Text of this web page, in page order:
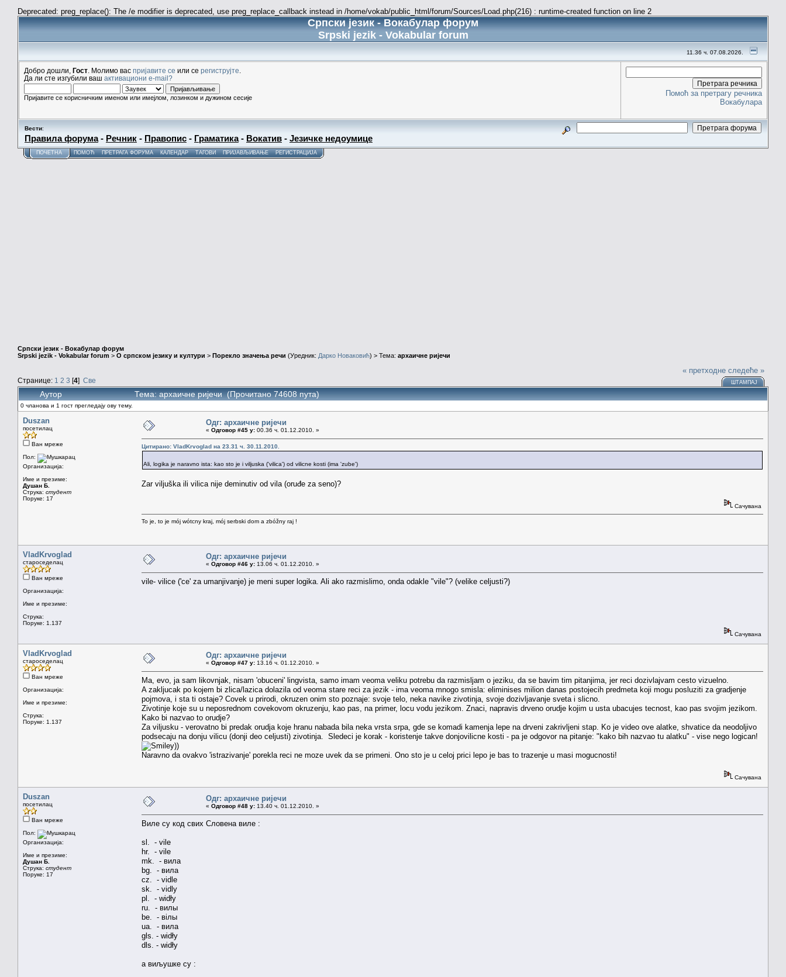
Deprecated: preg_replace(): The /e modifier is deprecated, use preg_replace_callback instead in /home/vokab/public_html/forum/Sources/Load.php(216) : runtime-created function on line 2
Српски језик - Вокабулар форум
Srpski jezik - Vokabular forum
11.36 ч. 07.08.2026.
Добро дошли, Гост . Молимо вас пријавите се или се региструјте
Да ли сте изгубили ваш активациони e-mail?
Пријавите се корисничким именом или имејлом, лозинком и дужином сесије
Помоћ за претрагу речника
Вокабулара
Вести:
Правила форума- Речник - Правопис - Граматика- Вокатив - Језичке недоумице
ПОЧЕТНА ПОМОЋ ПРЕТРАГА ФОРУМА КАЛЕНДАР ТАГОВИ ПРИЈАВЉИВАЊЕ РЕГИСТРАЦИЈА
Српски језик - Вокабулар форум
Srpski jezik - Vokabular forum > О српском језику и култури > Порекло значења речи (Уредник: Дарко Новаковић) > Тема: архаичне ријечи
Странице: 1 2 3 [4] Све
« претходне следеће »
ШТАМПАЈ
Аутор Тема: архаичне ријечи (Прочитано 74608 пута)
0 чланова и 1 гост прегледају ову тему.
Duszan
посетилац
Ван мреже
Пол:
Организација:
Име и презиме:
Душан Б.
Струка: студент
Поруке: 17
Одг: архаичне ријечи
« Одговор #45 у: 00.36 ч. 01.12.2010. »
Цитирано: VladKrvoglad на 23.31 ч. 30.11.2010.
Ali, logika je naravno ista: kao sto je i viljuska ('vilica') od vilicne kosti (ima 'zube')
Zar viljuška ili vilica nije deminutiv od vila (oruđe za seno)?
Сачувана
To je, to je mój wótcny kraj, mój serbski dom a zbóžny raj !
VladKrvoglad
староседелац
Ван мреже
Организација:
Име и презиме:
Струка:
Поруке: 1.137
Одг: архаичне ријечи
« Одговор #46 у: 13.06 ч. 01.12.2010. »
vile- vilice ('ce' za umanjivanje) je meni super logika. Ali ako razmislimo, onda odakle "vile"? (velike celjusti?)
Сачувана
VladKrvoglad
староседелац
Ван мреже
Организација:
Име и презиме:
Струка:
Поруке: 1.137
Одг: архаичне ријечи
« Одговор #47 у: 13.16 ч. 01.12.2010. »
Ma, evo, ja sam likovnjak, nisam 'obuceni' lingvista, samo imam veoma veliku potrebu da razmisljam o jeziku, da se bavim tim pitanjima, jer reci dozivlajvam cesto vizuelno.
A zakljucak po kojem bi zlica/lazica dolazila od veoma stare reci za jezik - ima veoma mnogo smisla: eliminises milion danas postojecih predmeta koji mogu posluziti za gradjenje
pojmova, i sta ti ostaje? Covek u prirodi, okruzen onim sto poznaje: svoje telo, neka navike zivotinja, svoje dozivljavanje sveta i slicno.
Zivotinje koje su u neposrednom covekovom okruzenju, kao pas, na primer, locu vodu jezikom. Znaci, napravis drveno orudje kojim u usta ubacujes tecnost, kao pas svojim jezikom.
Kako bi nazvao to orudje?
Za viljusku - verovatno bi predak orudja koje hranu nabada bila neka vrsta srpa, gde se komadi kamenja lepe na drveni zakrivljeni stap. Ko je video ove alatke, shvatice da neodoljivo
podsecaju na donju vilicu (donji deo celjusti) zivotinja. Sledeci je korak - koristenje takve donjovilicne kosti - pa je odgovor na pitanje: "kako bih nazvao tu alatku" - vise nego logican!
))
Naravno da ovakvo 'istrazivanje' porekla reci ne moze uvek da se primeni. Ono sto je u celoj prici lepo je bas to trazenje u masi mogucnosti!
Сачувана
Duszan
посетилац
Ван мреже
Пол:
Организација:
Име и презиме:
Душан Б.
Струка: студент
Поруке: 17
Одг: архаичне ријечи
« Одговор #48 у: 13.40 ч. 01.12.2010. »
Виле су код свих Словена виле :
sl. - vile
hr. - vile
mk. - вила
bg. - вила
cz. - vidle
sk. - vidly
pl. - widły
ru. - вилы
be. - вілы
ua. - вила
gls. - widły
dls. - widły
а виљушке су :